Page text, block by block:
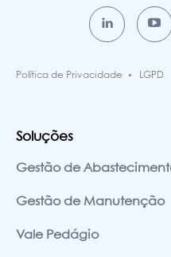
Política de Privacidade LGPD
Soluções
Gestão de
Gestão de Manutenção
Vale Pedágio